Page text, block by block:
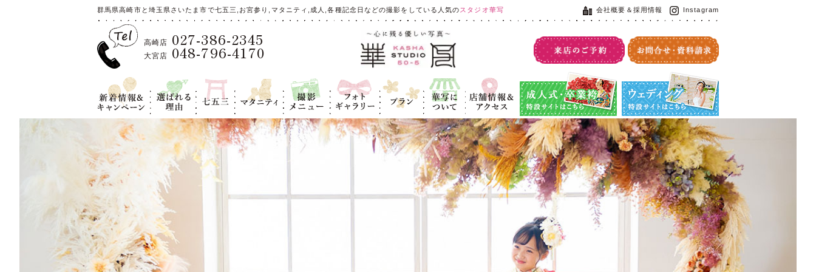
群馬県高崎市と埼玉県さいたま市で七五三,お宮参り,マタニティ,成人,各種記念日などの撮影をしている人気のスタジオ華写
高崎店 027-386-2345
大宮店 048-796-4170
会社概要＆採用情報 Instagram
新着情報＆キ
ャンペーン
選ばれる理
由
七五三 マタニティ
撮影メニュ
ー
フォトギャラ
リー
プラン
華写につい
て
店舗情報＆ア
クセス
成人式・卒業袴特設サイト ウエディング特設サイト